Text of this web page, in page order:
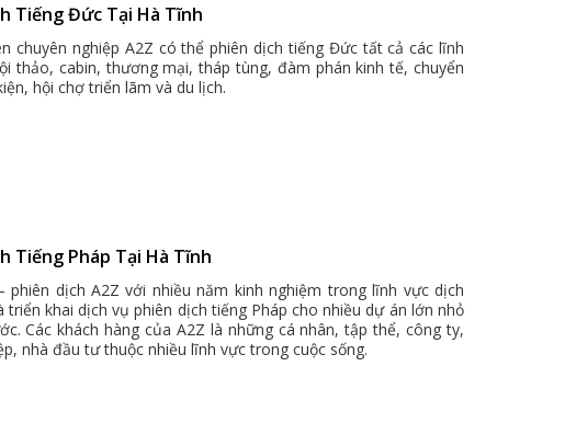
Tiếng Đức Tại Hà Tĩnh
chuyên nghiệp A2Z có thể phiên dịch tiếng Đức tất cả các lĩnh
thảo, cabin, thương mại, tháp tùng, đàm phán kinh tế, chuyển
hội chợ triển lãm và du lịch.
Tiếng Pháp Tại Hà Tĩnh
phiên dịch A2Z với nhiều năm kinh nghiệm trong lĩnh vực dịch
triển khai dịch vụ phiên dịch tiếng Pháp cho nhiều dự án lớn nhỏ
Các khách hàng của A2Z là những cá nhân, tập thể, công ty,
nhà đầu tư thuộc nhiều lĩnh vực trong cuộc sống.